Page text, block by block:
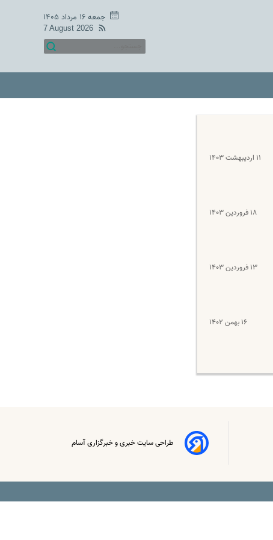
جمعه ۱۶ مرداد ۱۴۰۵
7 August 2026
۱۱ اردیبهشت ۱۴۰۳
۱۸ فروردین ۱۴۰۳
۱۳ فروردین ۱۴۰۳
۱۶ بهمن ۱۴۰۲
طراحی سایت خبری و خبرگزاری آسام